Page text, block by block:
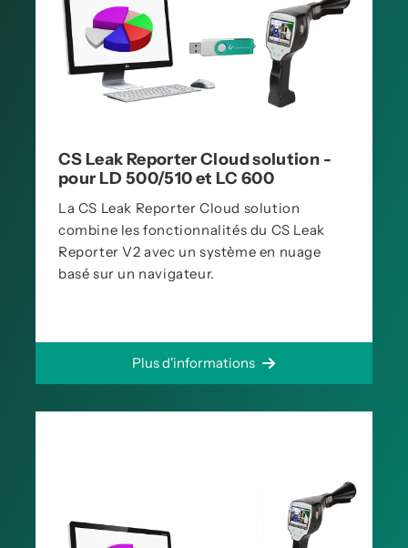
CS Leak Reporter Cloud solution -
pour LD 500/510 et LC 600
La CS Leak Reporter Cloud solution
combine les fonctionnalités du CS Leak
Reporter V2 avec un système en nuage
basé sur un navigateur.
Plus d'informations